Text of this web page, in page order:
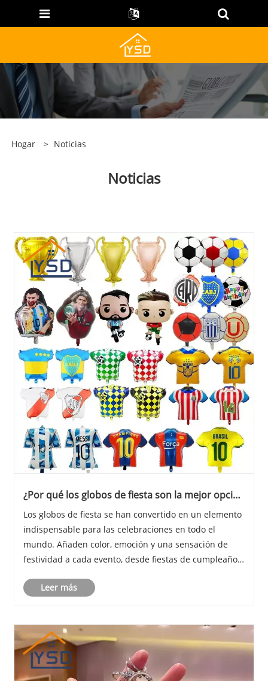
Hogar > Noticias
Noticias
¿Por qué los globos de fiesta son la mejor opción
Los globos de fiesta se han convertido en un elemento
indispensable para las celebraciones en todo el
mundo. Añaden color, emoción y una sensación de
festividad a cada evento, desde fiestas de cumpleaños
temporada. Pero más allá de su atractivo de......
Leer más